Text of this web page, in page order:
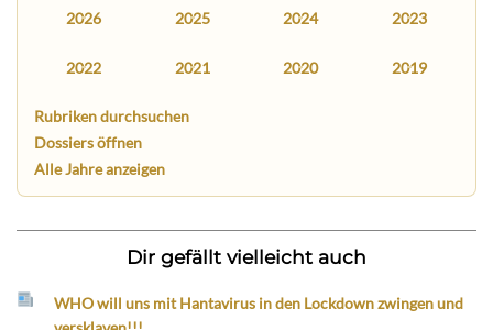
2026 2025 2024 2023
2022 2021 2020 2019
Rubriken durchsuchen
Dossiers öffnen
Alle Jahre anzeigen
Dir gefällt vielleicht auch
WHO will uns mit Hantavirus in den Lockdown zwingen und